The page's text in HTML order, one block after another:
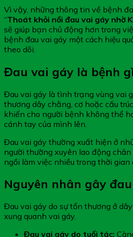
Vì vậy, những thông tin về bệnh
“Thoát khỏi nổi đau vai gáy nhờ
sẽ giúp bạn chủ động hơn trong
bệnh đau vai gáy một cách hiệu
theo dõi.
Đau vai gáy là bệnh
Đau vai gáy là tình trạng vùng vai
thương dây chằng, cơ hoặc cấu
khiến cho người bệnh không thể
cánh tay của mình lên.
Đau vai gáy thường xuất hiện ở
người thường xuyên lao động
ngồi làm việc nhiều trong thời gian
Nguyên nhân gây
Đau vai gáy do sự tổn thương ở
xung quanh vai gáy.
Đau vai gáy do tuổi tác: